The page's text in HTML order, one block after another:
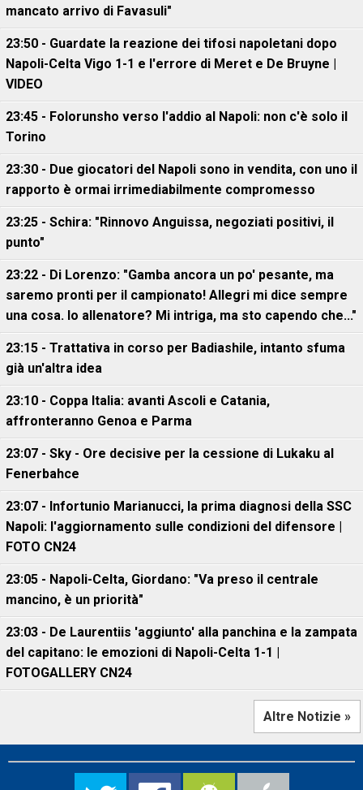
mancato arrivo di Favasuli"
23:50 - Guardate la reazione dei tifosi napoletani dopo
Napoli-Celta Vigo 1-1 e l'errore di Meret e De Bruyne |
VIDEO
23:45 - Folorunsho verso l'addio al Napoli: non c'è solo il
Torino
23:30 - Due giocatori del Napoli sono in vendita, con uno il
rapporto è ormai irrimediabilmente compromesso
23:25 - Schira: "Rinnovo Anguissa, negoziati positivi, il
punto"
23:22 - Di Lorenzo: "Gamba ancora un po' pesante, ma
saremo pronti per il campionato! Allegri mi dice sempre
una cosa. Io allenatore? Mi intriga, ma sto capendo che..."
23:15 - Trattativa in corso per Badiashile, intanto sfuma
già un'altra idea
23:10 - Coppa Italia: avanti Ascoli e Catania,
affronteranno Genoa e Parma
23:07 - Sky - Ore decisive per la cessione di Lukaku al
Fenerbahce
23:07 - Infortunio Marianucci, la prima diagnosi della SSC
Napoli: l'aggiornamento sulle condizioni del difensore |
FOTO CN24
23:05 - Napoli-Celta, Giordano: "Va preso il centrale
mancino, è un priorità"
23:03 - De Laurentiis 'aggiunto' alla panchina e la zampata
del capitano: le emozioni di Napoli-Celta 1-1 |
FOTOGALLERY CN24
Altre Notizie »